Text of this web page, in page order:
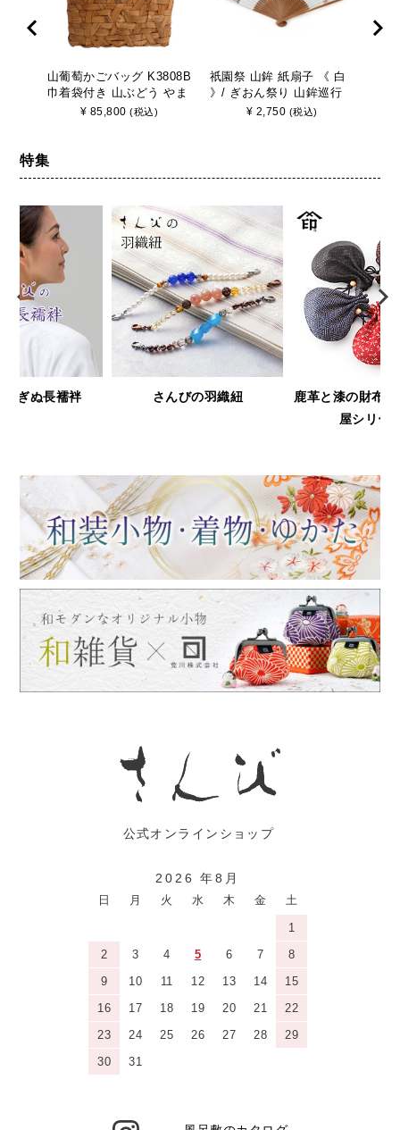
山葡萄かごバッグ K3808B
巾着袋付き 山ぶどう やま
ぶどう 手作り さんび
¥ 85,800 (税込)
祇園祭 山鉾 紙扇子 《 白
》/ ぎおん祭り 山鉾巡行
京都 さんび
¥ 2,750 (税込)
特集
鹿革と漆の財布＆小物「印傳
浅草文庫
2026 年8月
日 月 火 水 木 金 土
1
2
3 4 5 6 7
8
9
10 11 12 13 14
15
16
17 18 19 20 21
22
23
24 25 26 27 28
29
30
31